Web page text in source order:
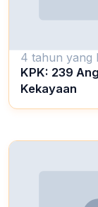
4 tahun yang
KPK: 239
Kekayaan